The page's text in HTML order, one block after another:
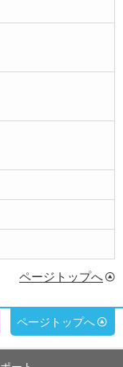
ページトップへ
ページトップへ